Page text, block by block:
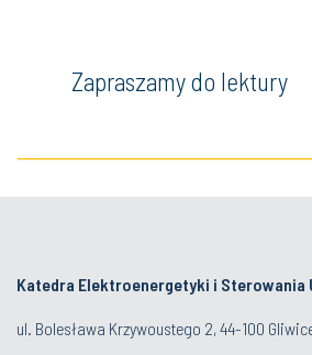
Zapraszamy do lektury
Katedra Elektroenergetyki i Sterowania
ul. Bolesława Krzywoustego 2, 44-100